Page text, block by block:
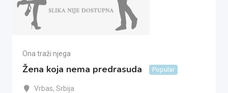
Ona traži njega
Žena koja nema predrasuda Popular
Vrbas, Srbija